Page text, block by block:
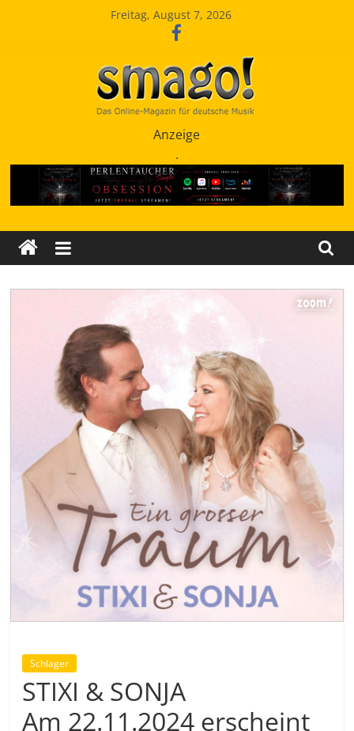
Freitag, August 7, 2026
SchlagerMAGazinOnline
Anzeige
.
Schlager
STIXI & SONJA
Am 22.11.2024 erscheint